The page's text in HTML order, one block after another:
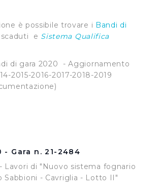
è possibile trovare i Bandi di
scaduti e Sistema Qualifica
di gara 2020 - Aggiornamento
2015-2016-2017-2018-2019
- Gara n. 21-2484
Lavori di "Nuovo sistema fognario
Sabbioni - Cavriglia - Lotto II"